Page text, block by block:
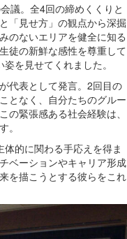
議。全4回の締めくくりと
「見せ方」の観点から深掘
のないエリアを健全に知る
徒の新鮮な感性を尊重して
を見せてくれました。
代表として発言。2回目の
となく、自分たちのグルー
緊張感ある社会経験は、
。
的に関わる手応えを得ま
ベーションやキャリア形成
を描こうとする彼らをこれ